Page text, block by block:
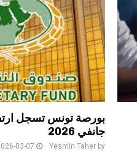
جانفي 2026
by
Yesmin Taher
03-07